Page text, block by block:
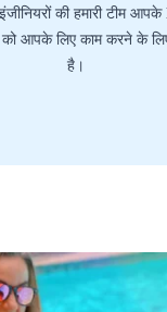
की हमारी टीम
आपके लिए काम करने के लिए
है।